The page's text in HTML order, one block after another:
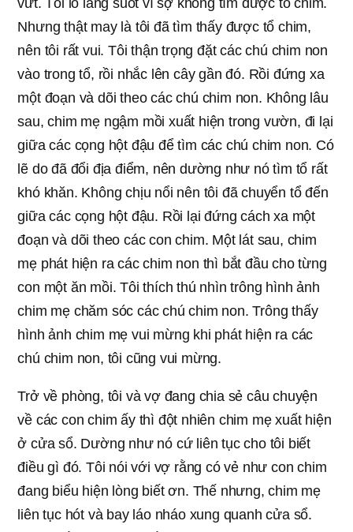
vứt. Tôi lo lắng suốt vì sợ không tìm được tổ chim.
Nhưng thật may là tôi đã tìm thấy được tổ chim,
nên tôi rất vui. Tôi thận trọng đặt các chú chim non
vào trong tổ, rồi nhắc lên cây gần đó. Rồi đứng xa
một đoạn và dõi theo các chú chim non. Không lâu
sau, chim mẹ ngậm mồi xuất hiện trong vườn, đi lại
giữa các cọng hột đậu để tìm các chú chim non. Có
lẽ do đã đổi địa điểm, nên dường như nó tìm tổ rất
khó khăn. Không chịu nổi nên tôi đã chuyển tổ đến
giữa các cọng hột đậu. Rồi lại đứng cách xa một
đoạn và dõi theo các con chim. Một lát sau, chim
mẹ phát hiện ra các chim non thì bắt đầu cho từng
con một ăn mồi. Tôi thích thú nhìn trông hình ảnh
chim mẹ chăm sóc các chú chim non. Trông thấy
hình ảnh chim mẹ vui mừng khi phát hiện ra các
chú chim non, tôi cũng vui mừng.
Trở về phòng, tôi và vợ đang chia sẻ câu chuyện
về các con chim ấy thì đột nhiên chim mẹ xuất hiện
ở cửa sổ. Dường như nó cứ liên tục cho tôi biết
điều gì đó. Tôi nói với vợ rằng có vẻ như con chim
đang biểu hiện lòng biết ơn. Thế nhưng, chim mẹ
liên tục hót và bay láo nháo xung quanh cửa sổ.